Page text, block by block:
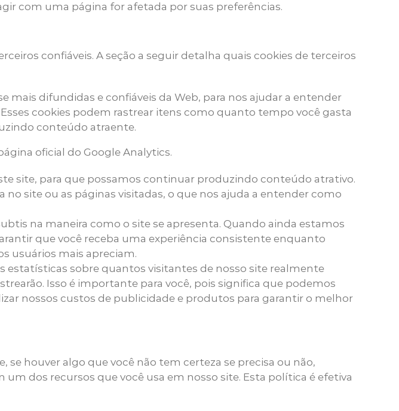
com uma página for afetada por suas preferências.
confiáveis. A seção a seguir detalha quais cookies de terceiros
mais difundidas e confiáveis ​​da Web, para nos ajudar a entender
cookies podem rastrear itens como quanto tempo você gasta
conteúdo atraente.
oficial do Google Analytics.
site, para que possamos continuar produzindo conteúdo atrativo.
site ou as páginas visitadas, o que nos ajuda a entender como
na maneira como o site se apresenta. Quando ainda estamos
que você receba uma experiência consistente enquanto
usuários mais apreciam.
sobre quantos visitantes de nosso site realmente
Isso é importante para você, pois significa que podemos
nossos custos de publicidade e produtos para garantir o melhor
houver algo que você não tem certeza se precisa ou não,
dos recursos que você usa em nosso site. Esta política é efetiva